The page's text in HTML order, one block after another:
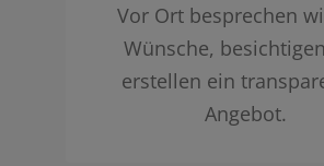
Vor Ort besprechen
Wünsche,
erstellen ein
Angebot.